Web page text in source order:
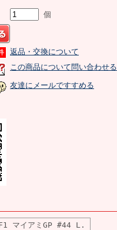
個
返品・交換について
この商品について問い合わせる
友達にメールですすめる
マイアミGP #44 L.